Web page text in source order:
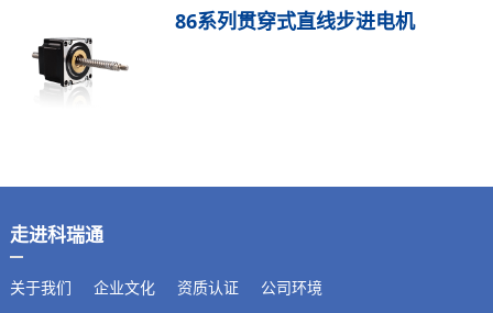
86系列贯穿式直线步进电机
走进科瑞通
关于我们 企业文化 资质认证 公司环境